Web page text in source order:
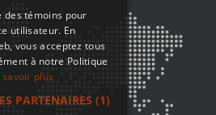
des témoins pour
utilisateur. En
vous acceptez tous
à notre Politique
savoir plus
PARTENAIRES (1)